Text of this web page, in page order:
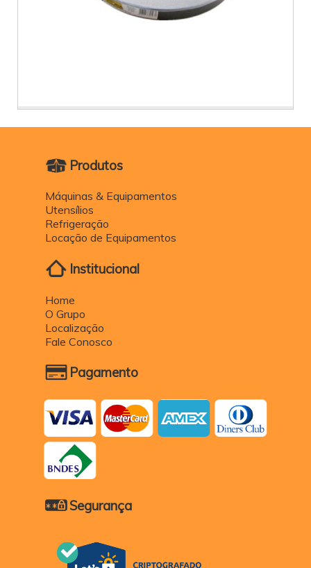
Produtos
Máquinas & Equipamentos
Utensílios
Refrigeração
Locação de Equipamentos
Institucional
Home
O Grupo
Localização
Fale Conosco
Pagamento
Segurança